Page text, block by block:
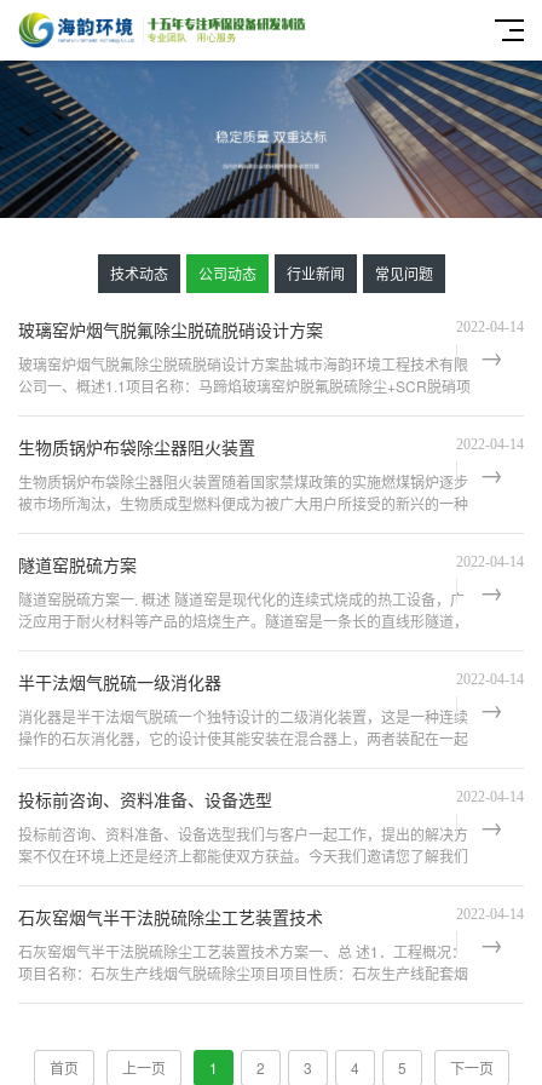
技术动态 公司动态 行业新闻 常见问题
玻璃窑炉烟气脱氟除尘脱硫脱硝设计方案 2022-04-14
玻璃窑炉烟气脱氟除尘脱硫脱硝设计方案盐城市海韵环境工程技术有限
公司一、概述1.1项目名称：马蹄焰玻璃窑炉脱氟脱硫除尘+SCR脱硝项
生物质锅炉布袋除尘器阻火装置 2022-04-14
生物质锅炉布袋除尘器阻火装置随着国家禁煤政策的实施燃煤锅炉逐步
被市场所淘汰，生物质成型燃料便成为被广大用户所接受的新兴的一种
隧道窑脱硫方案 2022-04-14
隧道窑脱硫方案一. 概述 隧道窑是现代化的连续式烧成的热工设备，广
泛应用于耐火材料等产品的焙烧生产。隧道窑是一条长的直线形隧道，
半干法烟气脱硫一级消化器 2022-04-14
消化器是半干法烟气脱硫一个独特设计的二级消化装置，这是一种连续
操作的石灰消化器，它的设计使其能安装在混合器上，两者装配在一起
投标前咨询、资料准备、设备选型 2022-04-14
投标前咨询、资料准备、设备选型我们与客户一起工作，提出的解决方
案不仅在环境上还是经济上都能使双方获益。今天我们邀请您了解我们
石灰窑烟气半干法脱硫除尘工艺装置技术 2022-04-14
石灰窑烟气半干法脱硫除尘工艺装置技术方案一、总 述1．工程概况：
项目名称：石灰生产线烟气脱硫除尘项目项目性质：石灰生产线配套烟
首页 上一页 1 2 3 4 5 下一页